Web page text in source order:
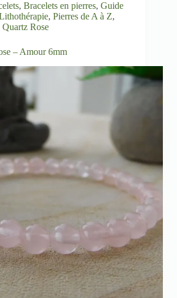
, Bracelets en pierres, Guide
, Pierres de A à Z,
Quartz Rose
– Amour 6mm